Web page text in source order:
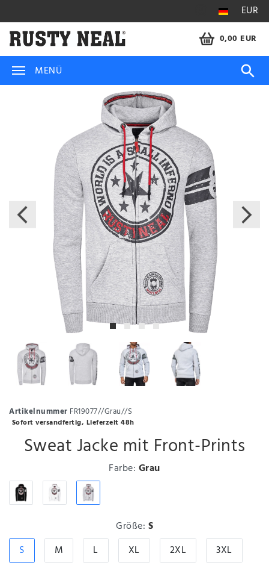
EUR
0,00 EUR
MENÜ
Artikelnummer FR19077//Grau//S
Sofort versandfertig, Lieferzeit 48h
Sweat Jacke mit Front-Prints
Farbe: Grau
Größe: S
S
M L XL 2XL 3XL